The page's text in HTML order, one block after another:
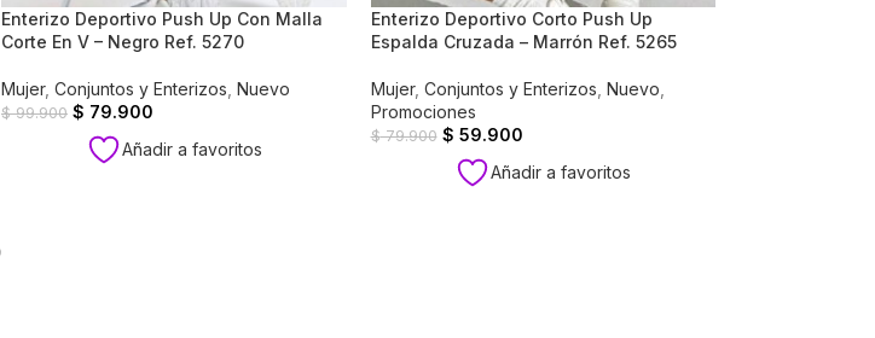
Enterizo Deportivo Push Up Con Malla
Corte En V – Negro Ref. 5270
Mujer, Conjuntos y Enterizos Nuevo
$99.900 $ 79.900
Añadir a favoritos
Enterizo Deportivo Corto Push Up
Espalda Cruzada – Marrón Ref. 5265
Mujer, Conjuntos y Enterizos Nuevo
Promociones
$79.900 $ 59.900
Añadir a favoritos